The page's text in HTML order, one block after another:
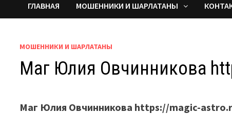
ГЛАВНАЯ МОШЕННИКИ И ШАРЛАТАНЫ
МОШЕННИКИ И ШАРЛАТАНЫ
Маг Юлия Овчинникова
Маг Юлия Овчинникова https://magic-